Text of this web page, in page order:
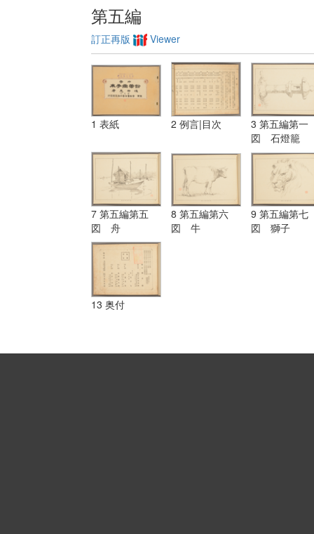
第五編
訂正再版 Viewer
1 表紙 2 例言|目次
3 第五編第一
図 石燈籠
7 第五編第五
図 舟
8 第五編第六
図 牛
9 第五編第七
図 獅子
13 奥付